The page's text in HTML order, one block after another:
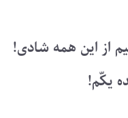
از این همه شادی!
یکّم!